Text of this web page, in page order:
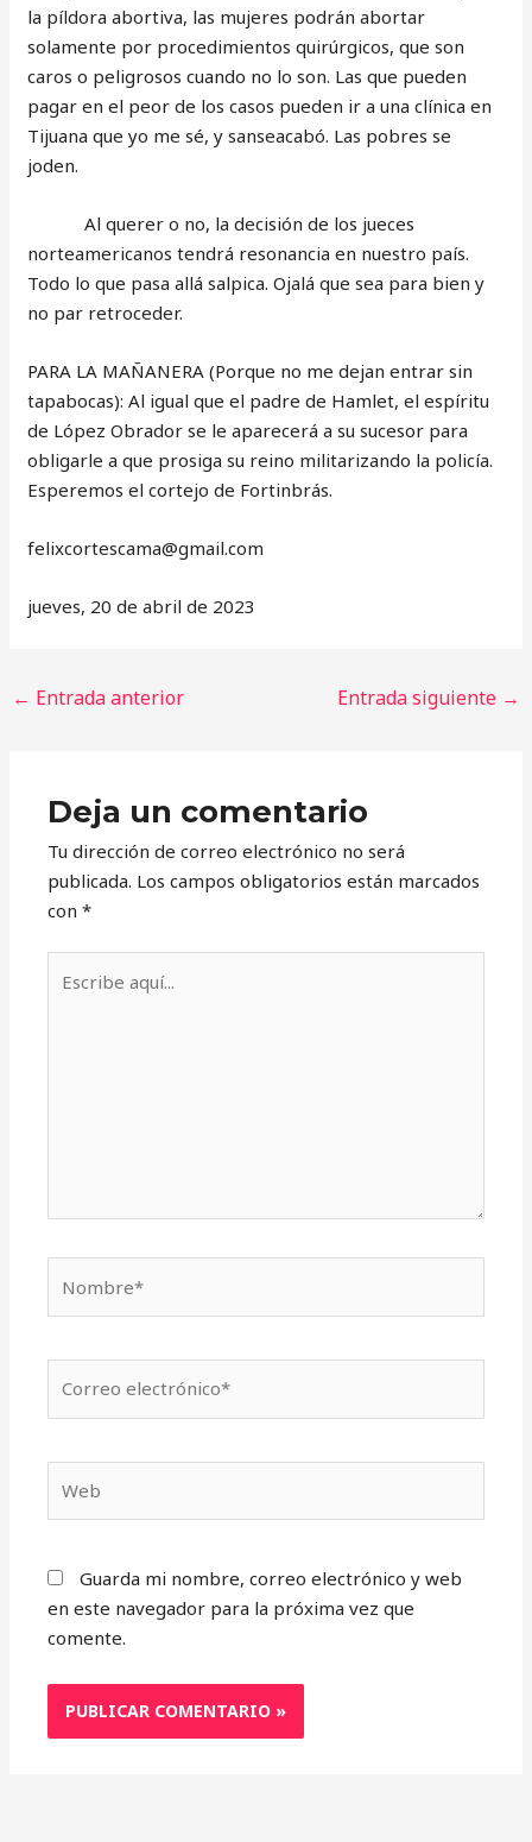
la píldora abortiva, las mujeres podrán abortar
solamente por procedimientos quirúrgicos, que son
caros o peligrosos cuando no lo son. Las que pueden
pagar en el peor de los casos pueden ir a una clínica en
Tijuana que yo me sé, y sanseacabó. Las pobres se
joden.
Al querer o no, la decisión de los jueces
norteamericanos tendrá resonancia en nuestro país.
Todo lo que pasa allá salpica. Ojalá que sea para bien y
no par retroceder.
PARA LA MAÑANERA (Porque no me dejan entrar sin
tapabocas): Al igual que el padre de Hamlet, el espíritu
de López Obrador se le aparecerá a su sucesor para
obligarle a que prosiga su reino militarizando la policía.
Esperemos el cortejo de Fortinbrás.
‎felixcortescama@gmail.com
jueves, 20 de abril de 2023
← Entrada anterior Entrada siguiente →
Deja un comentario
Tu dirección de correo electrónico no será
publicada. Los campos obligatorios están marcados
con*
aquí...
electrónico*
Guarda mi nombre, correo electrónico y web
en este navegador para la próxima vez que
comente.